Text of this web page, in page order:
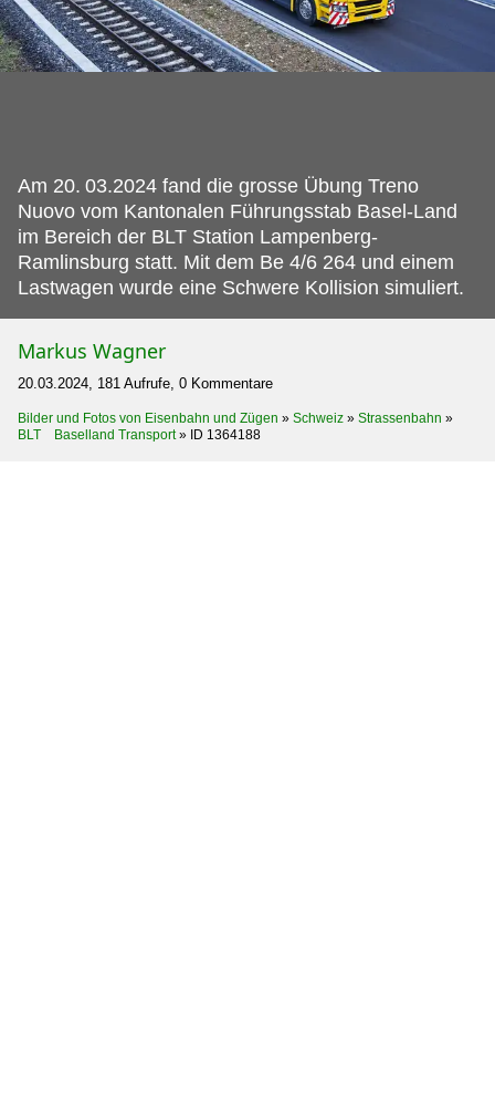
Am 20. 03.2024 fand die grosse Übung Treno
Nuovo vom Kantonalen Führungsstab Basel-Land
im Bereich der BLT Station Lampenberg-
Ramlinsburg statt. Mit dem Be 4/6 264 und einem
Lastwagen wurde eine Schwere Kollision simuliert.
Markus Wagner
20.03.2024, 181 Aufrufe, 0 Kommentare
Bilder und Fotos von Eisenbahn und Zügen » Schweiz » Strassenbahn »
BLT Baselland Transport» ID 1364188